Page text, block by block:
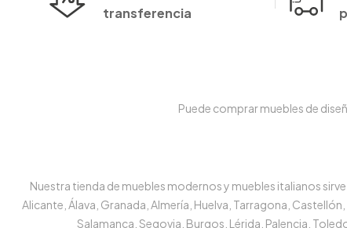
transferencia
Puede comprar muebles de
Nuestra tienda de muebles modernos y muebles italianos
Alicante, Álava, Granada, Almería, Huelva, Tarragona,
Salamanca, Segovia, Burgos, Lérida, Palencia,